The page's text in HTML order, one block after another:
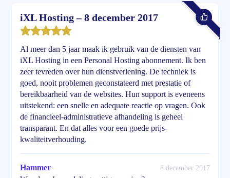
iXL Hosting – 8 december 2017
Al meer dan 5 jaar maak ik gebruik van de diensten van
iXL Hosting in een Personal Hosting abonnement. Ik ben
zeer tevreden over hun dienstverlening. De techniek is
goed, nooit problemen geconstateerd met prestatie of
bereikbaarheid van de websites. Hun support is eveneens
uitstekend: een snelle en adequate reactie op vragen. Ook
de financieel-administratieve afhandeling is geheel
transparant. En dat alles voor een goede prijs-
kwaliteitverhouding.
Hammer 8 december 2017